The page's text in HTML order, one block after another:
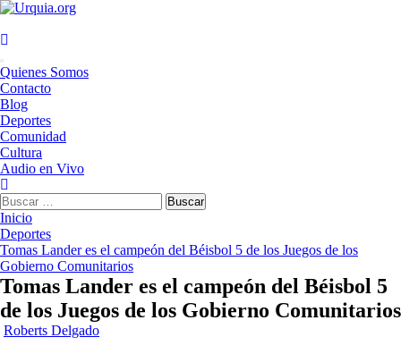
Saltar
contenido
Menú
principal
Quienes Somos
Contacto
Blog
Deportes
Comunidad
Cultura
Audio en Vivo
Buscar:
Inicio
Deportes
Tomas Lander es el campeón del Béisbol 5 de los Juegos de los
Gobierno Comunitarios
Tomas Lander es el campeón del Béisbol 5
de los Juegos de los Gobierno Comunitarios
Roberts Delgado